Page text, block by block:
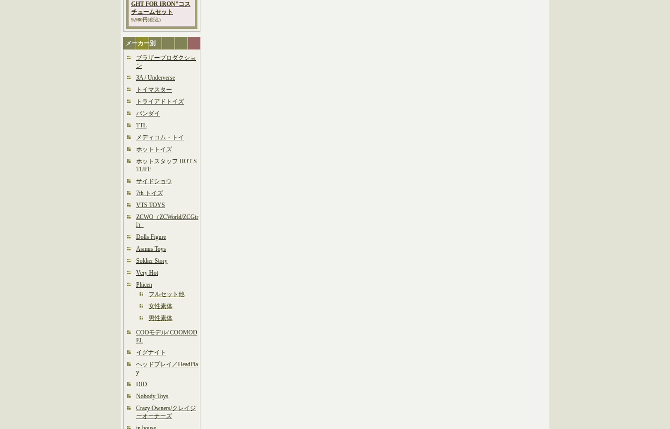
GHT FOR IRON”コス
チュームセット
9,980円(税込)
メーカー別
ブラザープロダクショ
ン
3A / Underverse
トイマスター
トライアドトイズ
バンダイ
TTL
メディコム・トイ
ホットトイズ
ホットスタッフ HOT S
TUFF
サイドショウ
7th トイズ
VTS TOYS
ZCWO（ZCWorld/ZCGir
l）
Dolls Figure
Asmus Toys
Soldier Story
Very Hot
Phicen
フルセット他
女性素体
男性素体
COOモデル/ COOMOD
EL
イグナイト
ヘッドプレイ／HeadPla
y
DID
Nobody Toys
Crazy Owners/クレイジ
ーオーナーズ